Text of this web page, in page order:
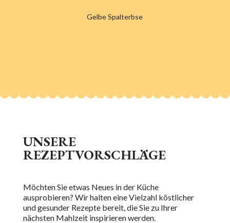
Gelbe Spalterbse
UNSERE
REZEPTVORSCHLÄGE
Möchten Sie etwas Neues in der Küche
ausprobieren? Wir halten eine Vielzahl köstlicher
und gesunder Rezepte bereit, die Sie zu Ihrer
nächsten Mahlzeit inspirieren werden.